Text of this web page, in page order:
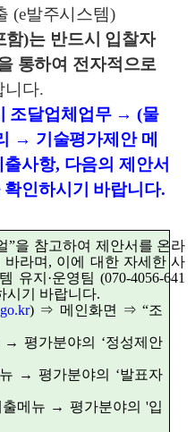
(e발주시스템)
함)는 반드시 입찰자
통하여 전자적으로
니다.
조달업체업무 →(물
→ 기술평가제안 메
출사항, 다음의 제안서
인하시기 바랍니다.
”을 참고하여 제안서를 온라
라며 , 이에 대한 자세한 사
유지 ·운영팀(070-4056-641
시기 바랍니다.
) ⇒ 메인화면 ⇒“조
→평가분야의 ‘정성제안
→평가분야의 ‘발표자
메뉴 → 평가분야의'입